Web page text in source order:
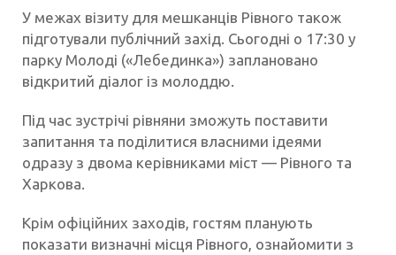
У межах візиту для мешканців Рівного також
підготували публічний захід. Сьогодні о 17:30 у
парку Молоді («Лебединка») заплановано
відкритий діалог із молоддю.
Під час зустрічі рівняни зможуть поставити
запитання та поділитися власними ідеями
одразу з двома керівниками міст — Рівного та
Харкова.
Крім офіційних заходів, гостям планують
показати визначні місця Рівного, ознайомити з